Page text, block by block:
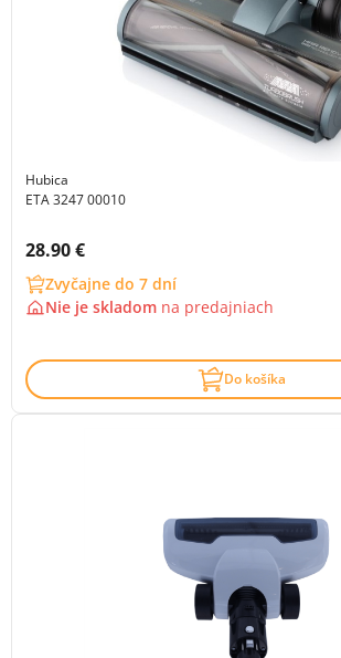
Hubica
ETA 3247 00010
Cena s DPH:
28.90 €
Zvyčajne do 7 dní
Nie je skladom na predajniach
Do košíka